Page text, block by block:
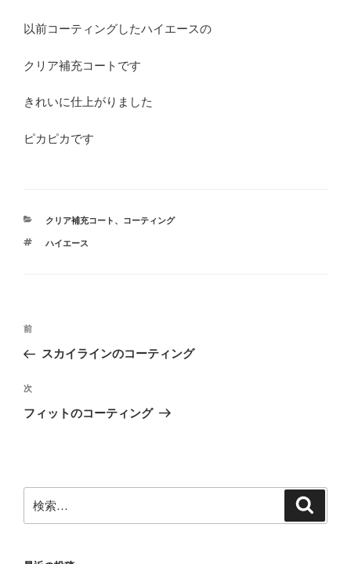
以前コーティングしたハイエースの
クリア補充コートです
きれいに仕上がりました
ピカピカです
カ
ゴ
クリア補充コート 、 コーティング
タ
ハイエース
投
ナ
ビ
ゲ
ン
前
の
稿
前
スカイラインのコーティング
次
の
次
フィットのコーティング
索: